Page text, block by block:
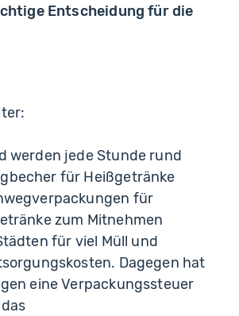
Entscheidung für die
werden jede Stunde rund
für Heißgetränke
für
zum Mitnehmen
für viel Müll und
Dagegen hat
eine Verpackungssteuer